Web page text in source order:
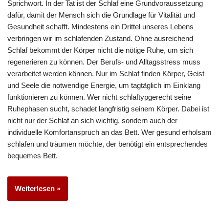
Sprichwort. In der Tat ist der Schlaf eine Grundvoraussetzung
dafür, damit der Mensch sich die Grundlage für Vitalität und
Gesundheit schafft. Mindestens ein Drittel unseres Lebens
verbringen wir im schlafenden Zustand. Ohne ausreichend
Schlaf bekommt der Körper nicht die nötige Ruhe, um sich
regenerieren zu können. Der Berufs- und Alltagsstress muss
verarbeitet werden können. Nur im Schlaf finden Körper, Geist
und Seele die notwendige Energie, um tagtäglich im Einklang
funktionieren zu können. Wer nicht schlaftypgerecht seine
Ruhephasen sucht, schadet langfristig seinem Körper. Dabei ist
nicht nur der Schlaf an sich wichtig, sondern auch der
individuelle Komfortanspruch an das Bett. Wer gesund erholsam
schlafen und träumen möchte, der benötigt ein entsprechendes
bequemes Bett.
Weiterlesen »